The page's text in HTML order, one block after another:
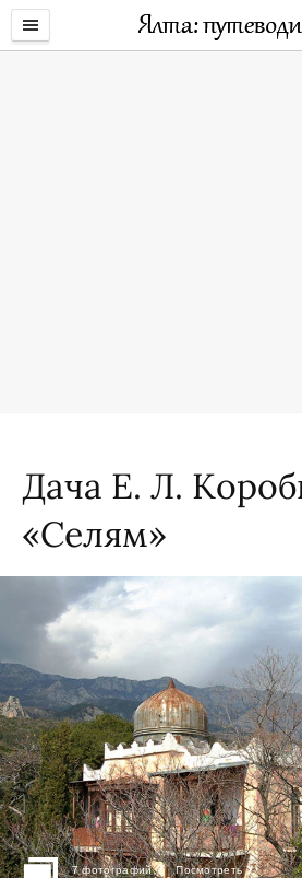
Дача Е. Л.
«Селям»
7 фотографий Посмотреть ›